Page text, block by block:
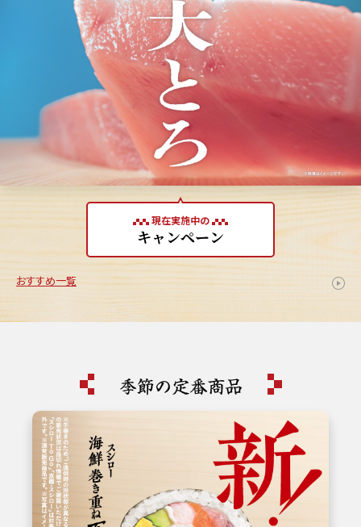
現在実施中の
キャンペーン
おすすめ一覧